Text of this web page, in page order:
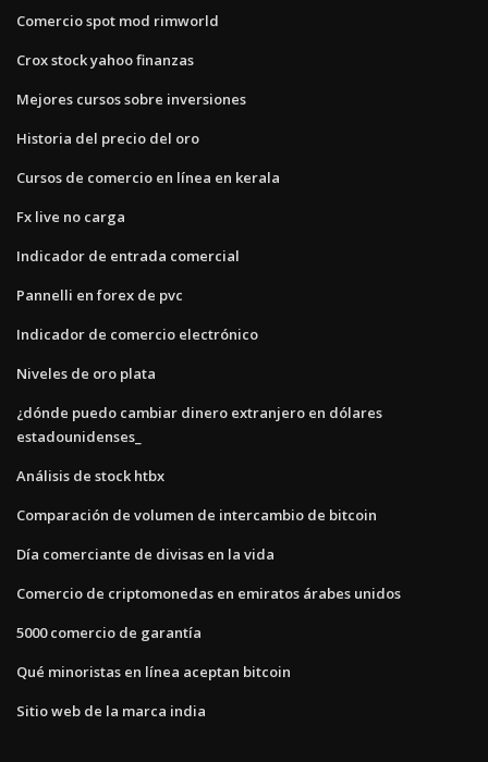
Comercio spot mod rimworld
Crox stock yahoo finanzas
Mejores cursos sobre inversiones
Historia del precio del oro
Cursos de comercio en línea en kerala
Fx live no carga
Indicador de entrada comercial
Pannelli en forex de pvc
Indicador de comercio electrónico
Niveles de oro plata
¿dónde puedo cambiar dinero extranjero en dólares
estadounidenses_
Análisis de stock htbx
Comparación de volumen de intercambio de bitcoin
Día comerciante de divisas en la vida
Comercio de criptomonedas en emiratos árabes unidos
5000 comercio de garantía
Qué minoristas en línea aceptan bitcoin
Sitio web de la marca india